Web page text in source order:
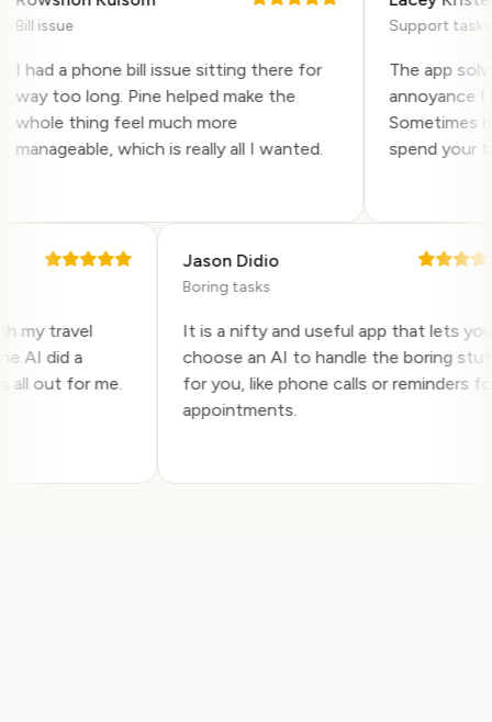
issue
a phone bill issue sitting there for
too long. Pine helped make the
thing feel much more
which is really all I wanted.
Support tasks
The app
annoyance I
Sometimes it
spend your
my travel
AI did a
all out for me.
Jason Didio
Boring tasks
It is a nifty and useful app that lets
choose an AI to handle the boring
for you, like phone calls or
appointments.